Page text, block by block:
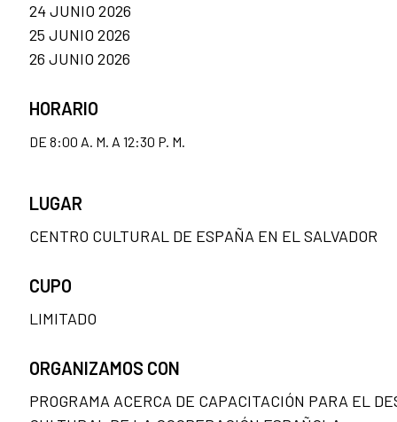
24 JUNIO 2026
25 JUNIO 2026
26 JUNIO 2026
HORARIO
DE 8:00 A. M. A 12:30 P. M.
LUGAR
CENTRO CULTURAL DE ESPAÑA EN EL SALVADOR
CUPO
LIMITADO
ORGANIZAMOS CON
PROGRAMA ACERCA DE CAPACITACIÓN PARA EL